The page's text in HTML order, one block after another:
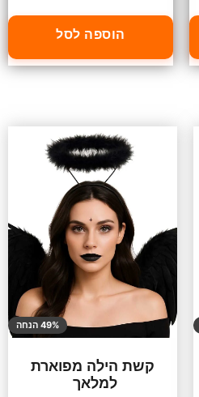
הוספה לסל
49% הנחה
קשת הילה מפוארת
למלאך